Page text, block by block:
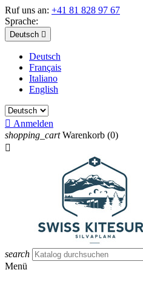
Ruf uns an: +41 81 828 97 67
Sprache:
Deutsch 
Deutsch
Français
Italiano
English
 Anmelden
shopping_cart Warenkorb (0)

search
Menü